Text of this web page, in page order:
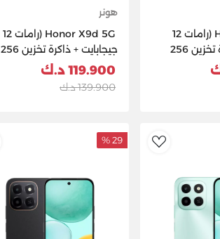
Honor X9d 5G (رامات 12
جيجابايت + ذاكرة تخزين 256
هونر
Honor X9d 5G (رامات 12
جيجابايت + ذاكرة تخزين 256
جيجابايت) - ذهبي صن رايز
119.900 د.ك
139.900 د.ك
AddToWishlist
29 %